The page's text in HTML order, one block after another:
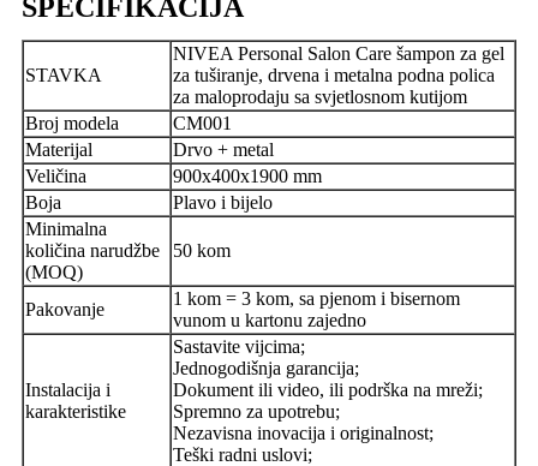
SPECIFIKACIJA
STAVKA
NIVEA Personal Salon Care šampon za gel
za tuširanje, drvena i metalna podna polica
za maloprodaju sa svjetlosnom kutijom
Broj modela
CM001
Materijal
Drvo + metal
Veličina
900x400x1900 mm
Boja
Plavo i bijelo
Minimalna
količina narudžbe
(MOQ)
50 kom
Pakovanje
1 kom = 3 kom, sa pjenom i bisernom
vunom u kartonu zajedno
Instalacija i
karakteristike
Sastavite vijcima;
Jednogodišnja garancija;
Dokument ili video, ili podrška na mreži;
Spremno za upotrebu;
Nezavisna inovacija i originalnost;
Teški radni uslovi;